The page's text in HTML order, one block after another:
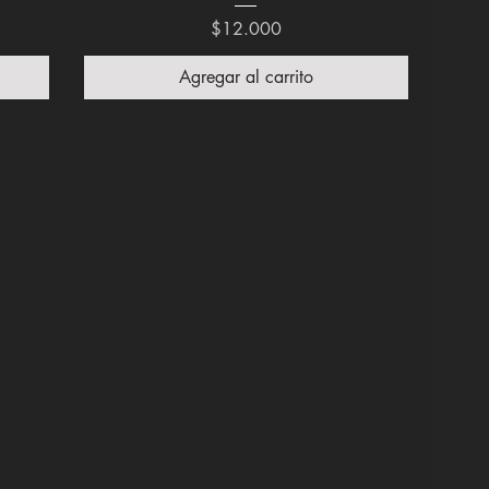
Precio
$12.000
Agregar al carrito